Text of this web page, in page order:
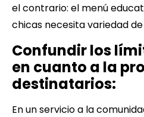
el contrario: el menú
chicas necesita variedad
Confundir los
en cuanto a la
destinatarios:
En un servicio a la